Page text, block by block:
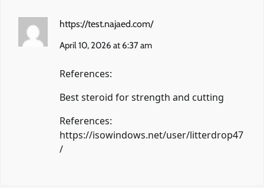
https://test.najaed.com/
April 10, 2026 at 6:37 am
References:
Best steroid for strength and cutting
References:
https://isowindows.net/user/litterdrop47
/